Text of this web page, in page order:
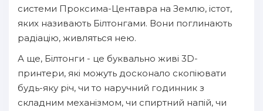
системи Проксима-Центавра на Землю, істот,
яких називають Білтонгами. Вони поглинають
радіацію, живляться нею.
А ще, Білтонги - це буквально живі 3D-
принтери, які можуть досконало скопіювати
будь-яку річ, чи то наручний годинник з
складним механізмом, чи спиртний напій, чи